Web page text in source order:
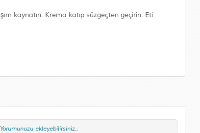
kaynatın. Krema katıp süzgeçten geçirin. Eti
ekleyebilirsiniz..